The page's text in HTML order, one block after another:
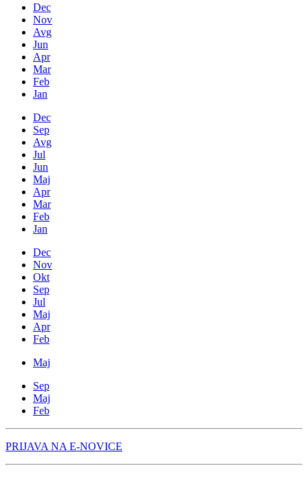
Dec
Nov
Avg
Jun
Apr
Mar
Feb
Jan
Dec
Sep
Avg
Jul
Jun
Maj
Apr
Mar
Feb
Jan
Dec
Nov
Okt
Sep
Jul
Maj
Apr
Feb
Maj
Sep
Maj
Feb
PRIJAVA NA E-NOVICE